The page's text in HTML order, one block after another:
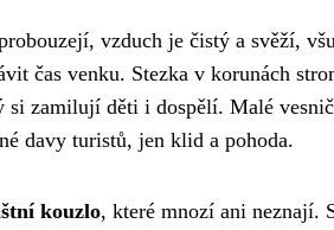
vzduch je čistý a svěží,
čas venku. Stezka v korunách
si zamilují děti i dospělí. Malé
davy turistů, jen klid a pohoda.
kouzlo, které mnozí ani neznají.